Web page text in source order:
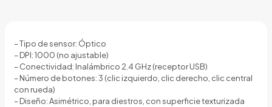
– Tipo de sensor: Óptico
– DPI: 1000 (no ajustable)
– Conectividad: Inalámbrico 2.4 GHz (receptor USB)
– Número de botones: 3 (clic izquierdo, clic derecho, clic central
con rueda)
– Diseño: Asimétrico, para diestros, con superficie texturizada